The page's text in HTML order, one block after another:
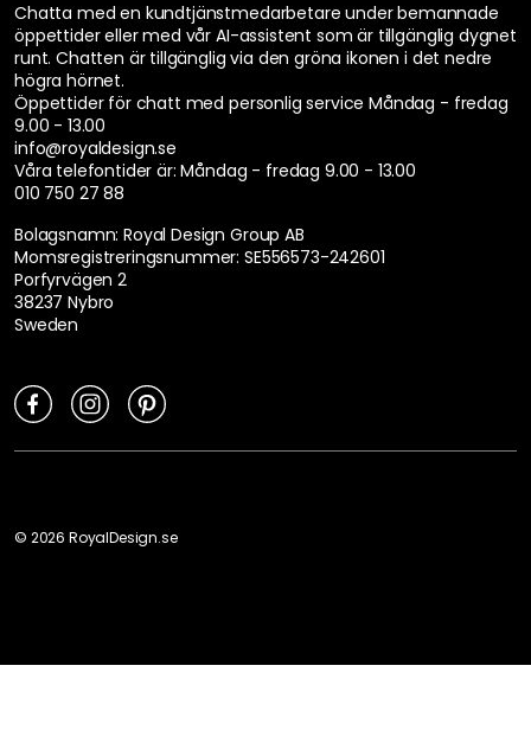
Chatta med en kundtjänstmedarbetare under bemannade
öppettider eller med vår AI-assistent som är tillgänglig dygnet
runt. Chatten är tillgänglig via den gröna ikonen i det nedre
högra hörnet.
Öppettider för chatt med personlig service Måndag - fredag
9.00 - 13.00
info@royaldesign.se
Våra telefontider är: Måndag - fredag 9.00 - 13.00
010 750 27 88
Bolagsnamn: Royal Design Group AB
Momsregistreringsnummer: SE556573-242601
Porfyrvägen 2
38237 Nybro
Sweden